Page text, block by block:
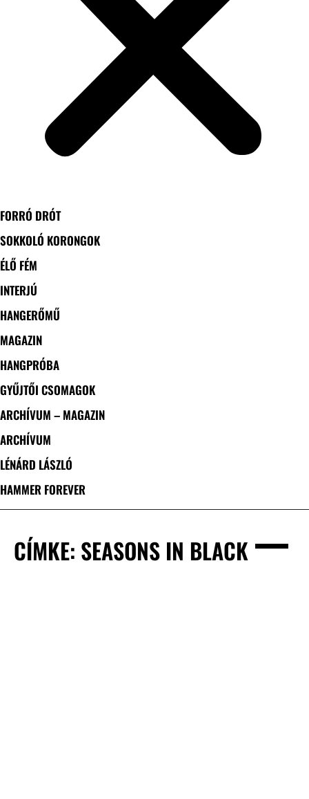
FORRÓ DRÓT
SOKKOLÓ KORONGOK
ÉLŐ FÉM
INTERJÚ
HANGERŐMŰ
MAGAZIN
HANGPRÓBA
GYŰJTŐI CSOMAGOK
ARCHÍVUM – MAGAZIN
ARCHÍVUM
LÉNÁRD LÁSZLÓ
HAMMER FOREVER
CÍMKE: SEASONS IN BLACK